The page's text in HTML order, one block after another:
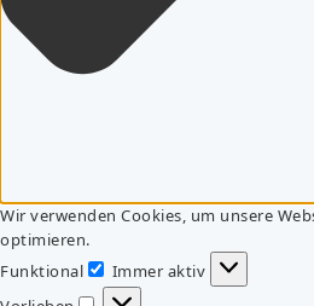
Wir verwenden Cookies, um unsere
optimieren.
Funktional
Funktional
Immer aktiv